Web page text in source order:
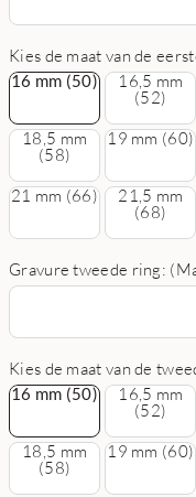
Kies de maat van de
16 mm (50)
16 mm (50)
16,5 mm
(52)
18,5 mm
(58)
19 mm (60)
21 mm (66)
21,5 mm
(68)
Gravure tweede ring:
Kies de maat van de
16 mm (50)
16 mm (50)
16,5 mm
(52)
18,5 mm
(58)
19 mm (60)